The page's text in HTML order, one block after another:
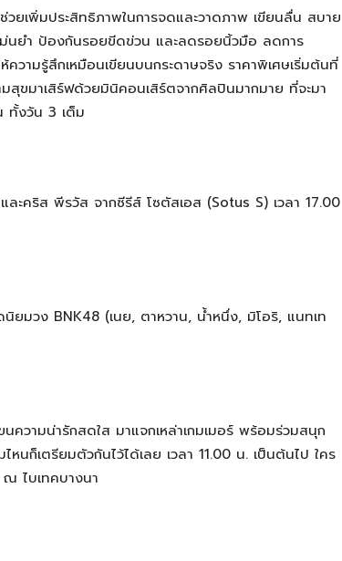
ยเพิ่มประสิทธิภาพในการจดและวาดภาพ เขียนลื่น สบาย
นยำ ป้องกันรอยขีดข่วน และลดรอยนิ้วมือ ลดการ
ามรู้สึกเหมือนเขียนบนกระดาษจริง ราคาพิเศษเริ่มต้นที่
ขมาเสิร์ฟด้วยมินิคอนเสิร์ตจากศิลปินมากมาย ที่จะมา
ทั้งวัน 3 เต็ม
คริส พีรวัส จากซีรีส์ โซตัสเอส (Sotus S) เวลา 17.00
มวง BNK48 (เนย, ตาหวาน, น้ำหนึ่ง, มิโอริ, แนทเท
วามน่ารักสดใส มาแจกเหล่าเกมเมอร์ พร้อมร่วมสนุก
นก็เตรียมตัวกันไว้ได้เลย เวลา 11.00 น. เป็นต้นไป ใคร
ไบเทคบางนา